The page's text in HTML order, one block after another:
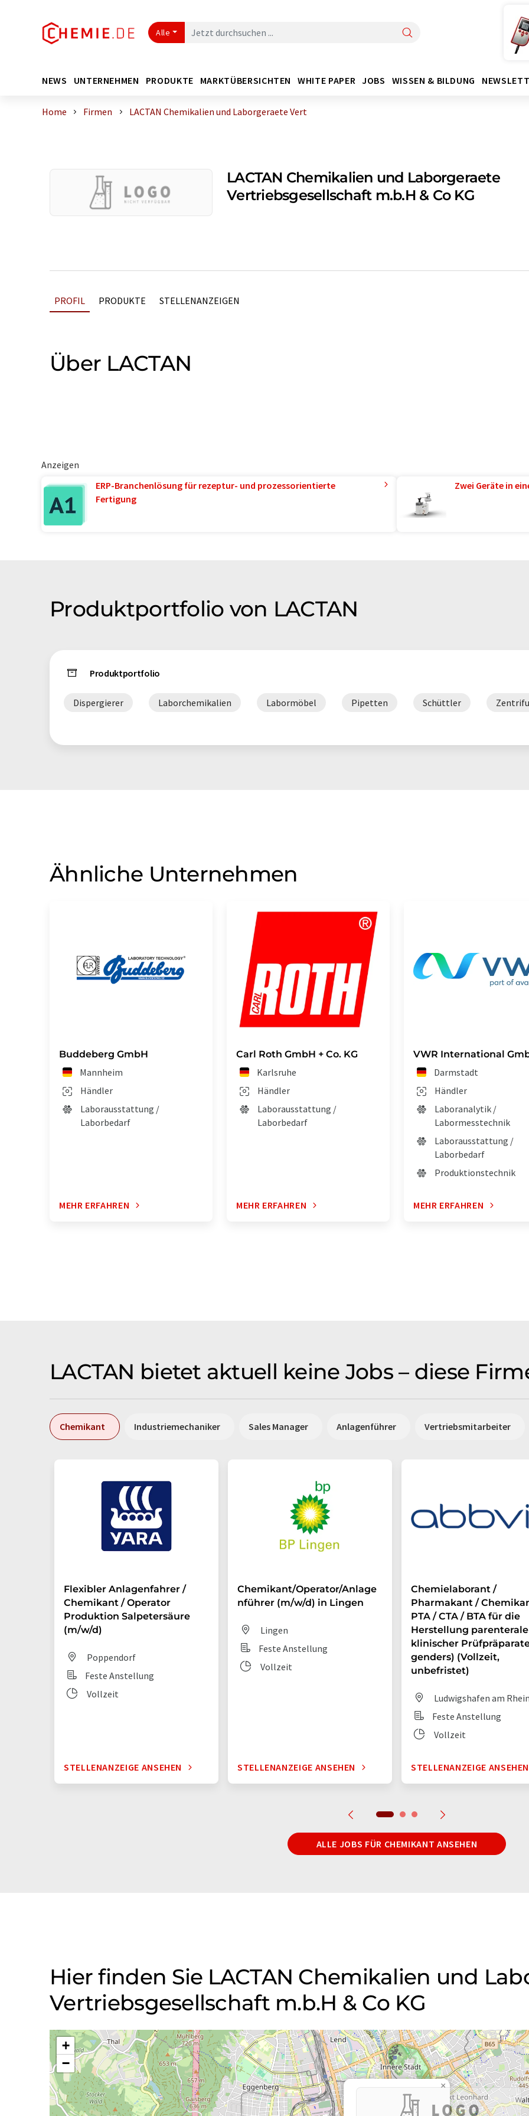
Alle
NEWS UNTERNEHMEN PRODUKTE MARKTÜBERSICHTEN WHITE PAPER JOBS WISSEN & BILDUNG
Home Firmen LACTAN Chemikalien und Laborgeraete Vert
LACTAN Chemikalien und Laborgeraete
Vertriebsgesellschaft m.b.H & Co KG
PROFIL PRODUKTE STELLENANZEIGEN
Über LACTAN
Anzeigen
ERP-Branchenlösung für rezeptur- und prozessorientierte
Fertigung
Zwei Geräte in
Produktportfolio von LACTAN
Produktportfolio
Dispergierer Laborchemikalien Labormöbel Pipetten Schüttler
Ähnliche Unternehmen
Buddeberg GmbH
Mannheim
Händler
Laborausstattung /
Laborbedarf
MEHR ERFAHREN
Carl Roth GmbH + Co. KG
Karlsruhe
Händler
Laborausstattung /
Laborbedarf
MEHR ERFAHREN
VWR International
Darmstadt
Händler
Laboranalytik /
Labormesstechnik
Laborausstattung /
Laborbedarf
Produktionstechnik
MEHR ERFAHREN
LACTAN bietet aktuell keine Jobs – diese
Chemikant Industriemechaniker Sales Manager Anlagenführer Vertriebsmitarbeiter
Flexibler Anlagenfahrer /
Chemikant / Operator
Produktion Salpetersäure
(m/w/d)
Poppendorf
Feste Anstellung
Vollzeit
STELLENANZEIGE ANSEHEN
Chemikant/Operator/Anlage
nführer (m/w/d) in Lingen
Lingen
Feste Anstellung
Vollzeit
STELLENANZEIGE ANSEHEN
Chemielaborant /
Pharmakant /
PTA / CTA / BTA für die
Herstellung
klinischer
genders) (Vollzeit,
unbefristet)
Ludwigshafen am
Feste Anstellung
Vollzeit
STELLENANZEIGE ANSEHEN
ALLE JOBS FÜR CHEMIKANT ANSEHEN
Hier finden Sie LACTAN Chemikalien und
Vertriebsgesellschaft m.b.H & Co KG
×
+
−